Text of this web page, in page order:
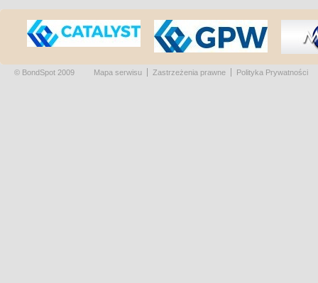
© BondSpot 2009 Mapa serwisu Zastrzeżenia prawne Polityka Prywatności